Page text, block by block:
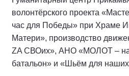
волонтёрского проекта
час для Победы» при Храме
Матери», производство
ZA СВОих», АНО «МОЛОТ –
батальон» и «Шьём для